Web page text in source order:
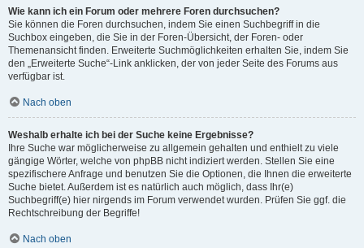
Wie kann ich ein Forum oder mehrere Foren durchsuchen?
Sie können die Foren durchsuchen, indem Sie einen Suchbegriff in die
Suchbox eingeben, die Sie in der Foren-Übersicht, der Foren- oder
Themenansicht finden. Erweiterte Suchmöglichkeiten erhalten Sie, indem Sie
den „Erweiterte Suche“-Link anklicken, der von jeder Seite des Forums aus
verfügbar ist.
Nach oben
Weshalb erhalte ich bei der Suche keine Ergebnisse?
Ihre Suche war möglicherweise zu allgemein gehalten und enthielt zu viele
gängige Wörter, welche von phpBB nicht indiziert werden. Stellen Sie eine
spezifischere Anfrage und benutzen Sie die Optionen, die Ihnen die erweiterte
Suche bietet. Außerdem ist es natürlich auch möglich, dass Ihr(e)
Suchbegriff(e) hier nirgends im Forum verwendet wurden. Prüfen Sie ggf. die
Rechtschreibung der Begriffe!
Nach oben